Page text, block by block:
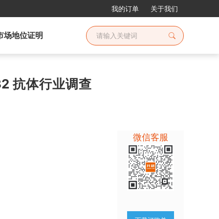
我的订单 关于我们
场地位证明
抗体行业调查
微信客服